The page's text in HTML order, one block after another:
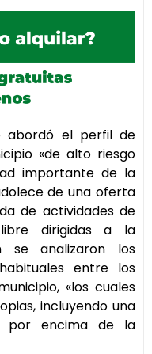
abordó el perfil de
«de alto riesgo
importante de la
de una oferta
de actividades de
dirigidas a la
se analizaron los
entre los
«los cuales
incluyendo una
por encima de la